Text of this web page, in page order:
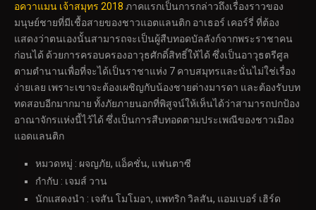
อควาแมน เจ้าสมุทร 2018 ภาคแรกเป็นการกล่าวถึงเรื่องราวของ
มนุษย์ชายที่มีเชื้อสายของชาวแอตแลนติก อาเธอร์ เคอร์รี่ ที่ต้อง
แสดงว่าตนเองนั้นสามารถจะเป็นผู้สืบทอดบัลลังก์จากพระราชาคน
ก่อนได้ ด้วยการครอบครองอาวุธศักดิ์สิทธิ์ให้ได้ ซึ่งเป็นอาวุธตรีศูล
ตามตำนานเพื่อที่จะได้เป็นราชาแห่ง 7 คาบสมุทรและนั่นไม่ใช่เรื่อง
ง่ายเลย เพราะเขาจะต้องเผชิญกับน้องชายต่างมารดา และต้องรับบท
ทดสอบอีกมากมาย ทั้งภัยภายนอกที่พิสูจน์ให้เห็นได้ว่าสามารถปกป้อง
อาณาจักรแห่งนี้ไว้ได้ ซึ่งเป็นการสืบทอดตามประเพณีของชาวเมือง
แอดแลนติก
หมวดหมู่ : ผจญภัย, แอ็คชั่น, แฟนตาซี
กำกับ : เจมส์ วาน
นักแสดงนำ : เจสัน โมโมอา, แพทริก วิลสัน, แอมเบอร์ เฮิร์ด